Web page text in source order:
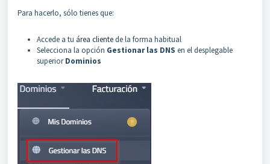
Para hacerlo, sólo tienes que:
Accede a tu área clientede la forma habitual
Selecciona la opción Gestionar las DNS en el desplegable
superiorDominios